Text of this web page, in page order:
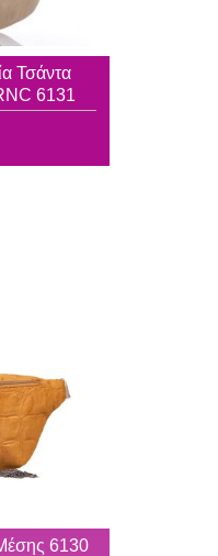
Τσάντα
6131
6130